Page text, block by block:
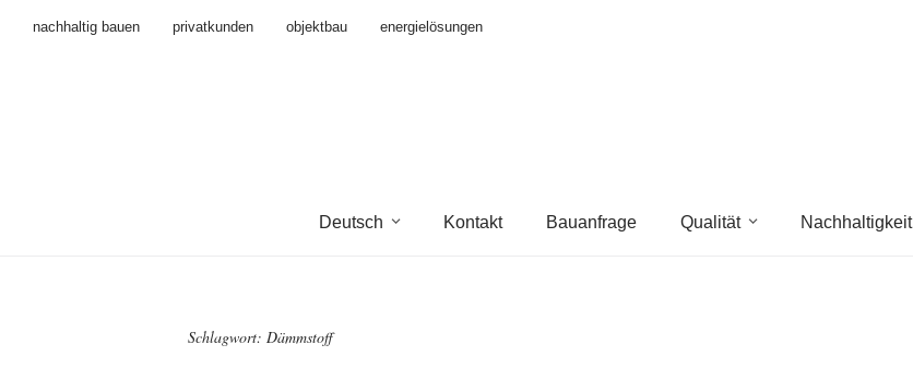
nachhaltig bauen privatkunden objektbau
energielösungen
Deutsch Kontakt Bauanfrage Qualität Nachhaltigkeit
Schlagwort: Dämmstoff